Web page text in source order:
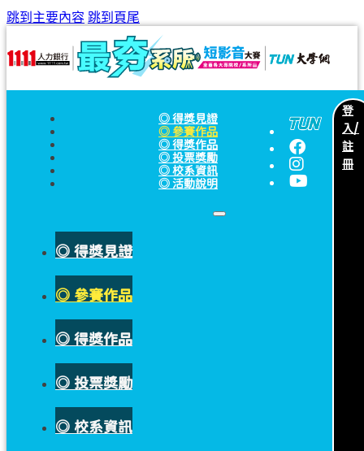
跳到主要內容 跳到頁尾
◎ 得獎見證
◎ 參賽作品
◎ 得獎作品
◎ 投票獎勵
◎ 校系資訊
◎ 活動說明
◎ 得獎見證
◎ 參賽作品
◎ 得獎作品
◎ 投票獎勵
◎ 校系資訊
登
入/
註
冊